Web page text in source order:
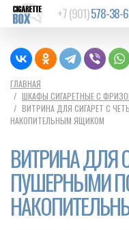
+7 (901)578-38-
ГЛАВНАЯ
ШКАФЫ СИГАРЕТНЫЕ С
ВИТРИНА ДЛЯ СИГАРЕТ С
НАКОПИТЕЛЬНЫМ ЯЩИКОМ
ВИТРИНА ДЛЯ
ПУШЕРНЫМИ